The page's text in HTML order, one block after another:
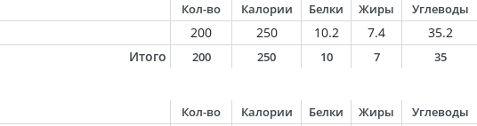
Кол-во Калории Белки Жиры Углеводы
200 250 10.2 7.4
35.2
Итого
200 250 10 7 35
Кол-во Калории Белки Жиры Углеводы